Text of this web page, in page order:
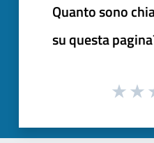
Quanto sono
su questa